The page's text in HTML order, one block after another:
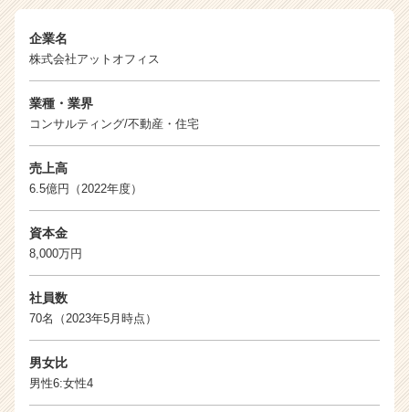
企
ス
カ
イ
ト
企業名
株式会社アットオフィス
業種・業界
コンサルティング/不動産・住宅
売上高
6.5億円（2022年度）
資本金
8,000万円
社員数
70名（2023年5月時点）
男女比
男性6:女性4